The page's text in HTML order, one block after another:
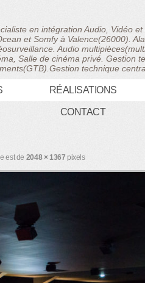
en intégration Audio, Vidéo et
et Somfy à Valence(26000).
Audio
Salle de cinéma privé. Gestion
technique
RÉALISATIONS
CONTACT
est de 2048 × 1367 pixels